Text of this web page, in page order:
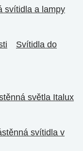
svítidla a lampy
Svítidla do
světla Italux
svítidla v